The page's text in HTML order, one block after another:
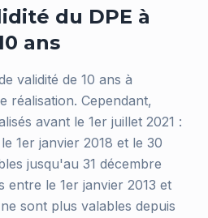
du DPE à
ans
validité de 10 ans à
réalisation. Cependant,
avant le 1er juillet 2021 :
1er janvier 2018 et le 30
jusqu'au 31 décembre
entre le 1er janvier 2013 et
sont plus valables depuis